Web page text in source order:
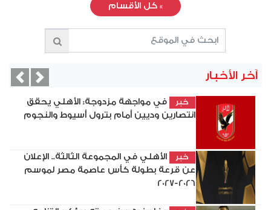
» كل الأقسام
آخر الأخبار
خبر
في مواجهة مزدوجة: الأهلي يحقق
انتصارين وديين أمام بترول أسيوط والنجوم
خبر
الأهلي في المجموعة الثالثة.. الإعلان
عن قرعة بطولة كأس عاصمة مصر لموسم
2026-2027
Next